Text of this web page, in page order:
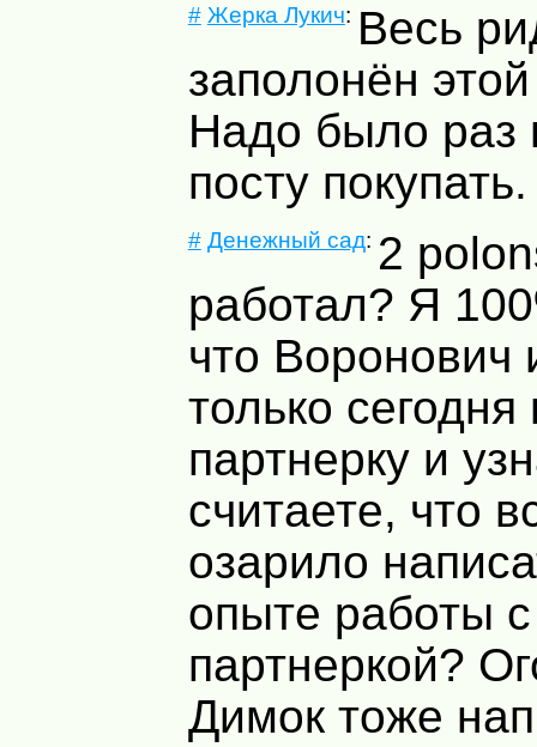
# Жерка Лукич: Весь
заполонён
Надо было раз
посту покупать.
# Денежный сад: 2
работал? Я
что Воронович
только сегодня
партнерку и
считаете, что
озарило
опыте работы с
партнеркой?
Димок тоже